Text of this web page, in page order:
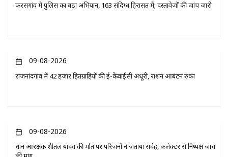
फरसगांव में पुलिस का बड़ा अभियान, 163 संदिग्ध हिरासत में; दस्तावेजों की जांच जारी
09-08-2026
राजनांदगांव में 42 हजार हितग्राहियों की ई-केवाईसी अधूरी, राशन आबंटन रुका
09-08-2026
प्रधान आरक्षक शीतल यादव की मौत पर परिजनों ने जताया संदेह, कलेक्टर से निष्पक्ष जांच